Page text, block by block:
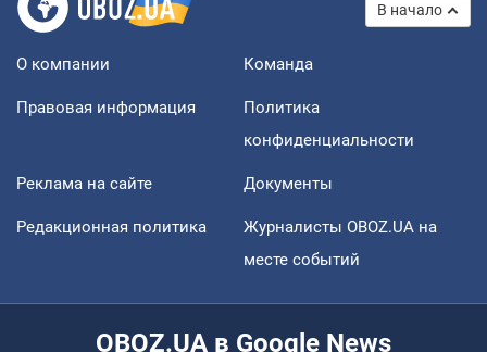
В начало
О компании Команда
Правовая информация
Политика
конфиденциальности
Реклама на сайте Документы
Редакционная политика
Журналисты OBOZ.UA на
месте событий
OBOZ.UA в Google News